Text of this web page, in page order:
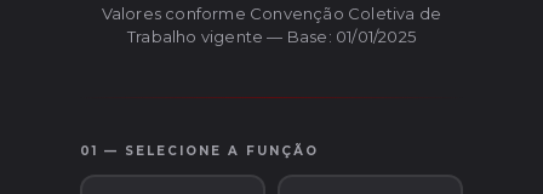
Valores conforme Convenção Coletiva de
Trabalho vigente — Base: 01/01/2025
01 — SELECIONE A FUNÇÃO